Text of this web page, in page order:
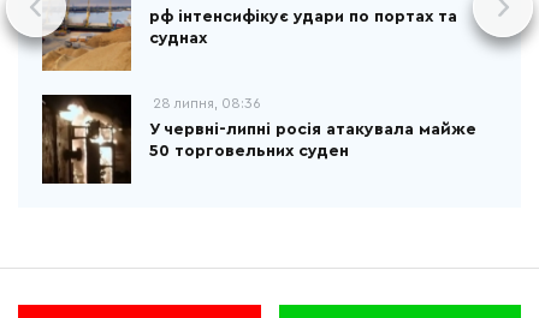
рф інтенсифікує удари по портах та
суднах
28 липня, 08:36
У червні-липні росія атакувала майже
50 торговельних суден